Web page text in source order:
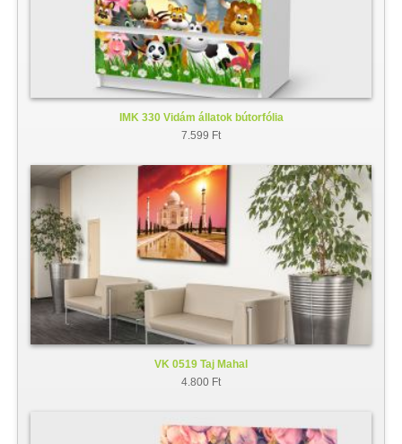
IMK 330 Vidám állatok bútorfólia
7.599 Ft
VK 0519 Taj Mahal
4.800 Ft